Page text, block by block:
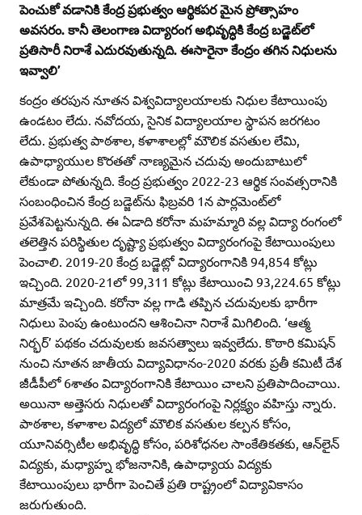
పెంచుకో వడానికి కేంద్ర ప్రభుత్వం ఆర్థికపర మైన ప్రోత్సాహం
అవసరం. కానీ తెలంగాణ విద్యారంగ అభివృద్ధికి కేంద్ర బడ్జెట్‌లో
ప్రతిసారీ నిరాశే ఎదురవుతున్నది. ఈసారైనా కేంద్రం తగిన నిధులను
ఇవ్వాలి’
కంద్రం తరపున నూతన విశ్వవిద్యాలయాలకు నిధుల కేటాయింపు
ఉండటం లేదు. నవోదయ, సైనిక విద్యాలయాల స్థాపన జరగటం
లేదు. ప్రభుత్వ పాఠశాల, కళాశాలల్లో మౌలిక వసతుల లేమి,
ఉపాధ్యాయుల కొరతతో నాణ్యమైన చదువు అందుబాటులో
లేకుండా పోతున్నది. కేంద్ర ప్రభుత్వం 2022-23 ఆర్థిక సంవత్సరానికి
సంబంధించిన కేంద్ర బడ్జెట్‌ను ఫిబ్రవరి 1న పార్లమెంట్‌లో
ప్రవేశపెట్టనున్నది. ఈ ఏడాది కరోనా మహమ్మారి వల్ల విద్యా రంగంలో
తలెత్తిన పరిస్థితుల దృష్ట్యా ప్రభుత్వం విద్యారంగంపై కేటాయింపులు
పెంచాలి. 2019-20 కేంద్ర బడ్జెట్లో విద్యారంగానికి 94,854 కోట్లు
ఇచ్చింది. 2020-21లో 99,311 కోట్లు కేటాయించి 93,224.65 కోట్లు
మాత్రమే ఇచ్చింది. కరోనా వల్ల గాడి తప్పిన చదువులకు భారీగా
నిధులు పెంపు ఉంటుందని ఆశించినా నిరాశే మిగిలింది. ‘ఆత్మ
నిర్భర్‌’ పథకం చదువులకు జవసత్వాలు ఇవ్వలేదు. కొఠారి కమిషన్‌
నుంచి నూతన జాతీయ విద్యావిధానం-2020 వరకు ప్రతీ కమిటీ దేశ
జీడీపీలో 6శాతం విద్యారంగానికి కేటాయిం చాలని ప్రతిపాదించాయి.
అయినా అత్తెసరు నిధులతో విద్యారంగంపై నిర్లక్ష్యం వహిస్తు న్నారు.
పాఠశాల, కళాశాల విద్యలో మౌలిక వసతుల కల్పన కోసం,
యూనివర్సిటీల అభివృద్ధి కోసం, పరిశోధనల సాంకేతికతకు, ఆన్‌లైన్‌
విద్యకు, మధ్యాహ్న భోజనానికి, ఉపాధ్యాయ విద్యకు
కేటాయింపులు భారీగా పెంచితే ప్రతి రాష్ట్రంలో విద్యావికాసం
జరుగుతుంది.